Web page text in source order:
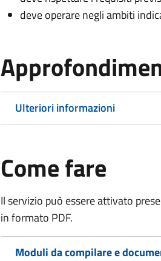
deve operare negli ambiti
Ulteriori informazioni
Come fare
Il servizio può essere attivato
in formato PDF.
Moduli da compilare e